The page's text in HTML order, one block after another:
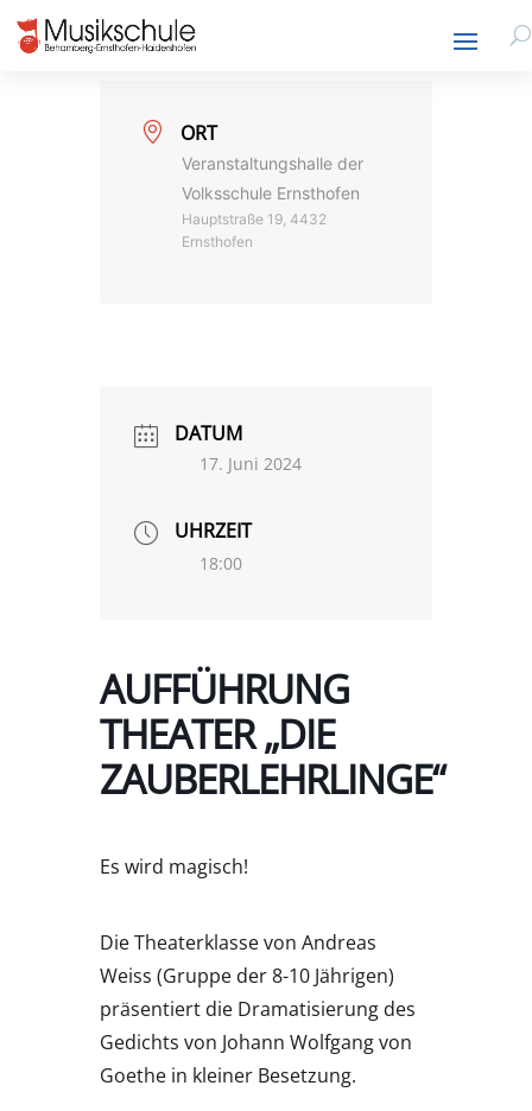
ORT
Veranstaltungshalle der
Volksschule Ernsthofen
Hauptstraße 19, 4432
Ernsthofen
DATUM
17. Juni 2024
UHRZEIT
18:00
AUFFÜHRUNG
THEATER „DIE
ZAUBERLEHRLINGE“
Es wird magisch!
Die Theaterklasse von Andreas
Weiss (Gruppe der 8-10 Jährigen)
präsentiert die Dramatisierung des
Gedichts von Johann Wolfgang von
Goethe in kleiner Besetzung.